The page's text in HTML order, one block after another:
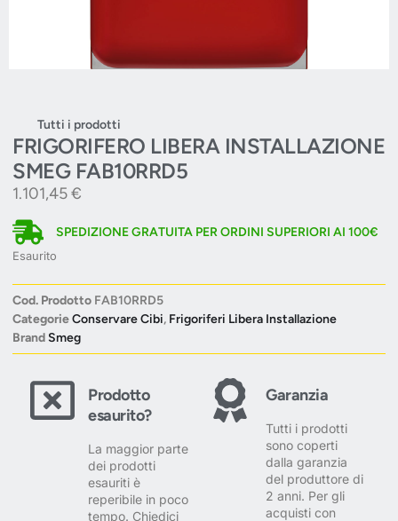
Tutti i prodotti
FRIGORIFERO LIBERA INSTALLAZIONE
SMEG FAB10RRD5
1.101,45€
SPEDIZIONE GRATUITA PER ORDINI SUPERIORI AI 100€
Esaurito
Cod. Prodotto FAB10RRD5
CategorieConservare Cibi, Frigoriferi Libera Installazione
BrandSmeg
Prodotto
esaurito?
La maggior parte
dei prodotti
esauriti è
reperibile in poco
tempo. Chiedici
Garanzia
Tutti i prodotti
sono coperti
dalla garanzia
del produttore di
2 anni. Per gli
acquisti con